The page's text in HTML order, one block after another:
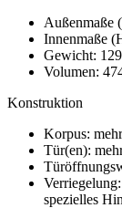
Außenmaße
Innenmaße
Gewicht:
Volumen:
Konstruktion
Korpus:
Tür(en):
spezielles